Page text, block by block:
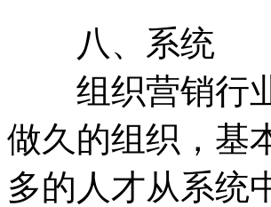
八、系统
组织营销行业
做久的组织，基
多的人才从系统